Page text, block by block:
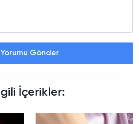
Yorumu Gönder
İlgili İçerikler: